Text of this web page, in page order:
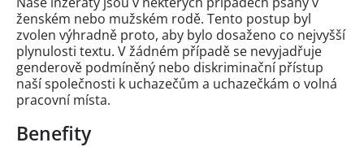
ženském nebo mužském rodě. Tento postup byl
zvolen výhradně proto, aby bylo dosaženo co nejvyšší
plynulosti textu. V žádném případě se nevyjadřuje
genderově podmíněný nebo diskriminační přístup
naší společnosti k uchazečům a uchazečkám o volná
pracovní místa.
Benefity